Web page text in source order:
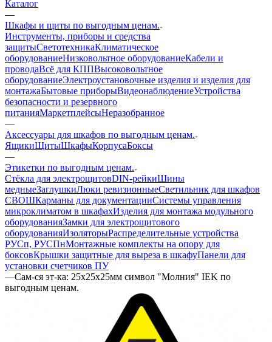
Каталог
—
Шкафы и щиты по выгодным ценам.
Инструменты, приборы и средства
защитыСветотехникаКлиматическое
оборудованиеНизковольтное оборудованиеКабели и
проводаВсё для КППВысоковольтное
оборудованиеЭлектроустановочные изделия и изделия для
монтажаБытовые приборыВидеонаблюдениеУстройства
безопасности и резервного
питанияМаркетплейсыНеразобранное
—
Аксессуары для шкафов по выгодным ценам.
ЯщикиЩитыШкафыКорпусаБоксы
—
Этикетки по выгодным ценам.
Стёкла для электрощитовDIN-рейкиШины
медныеЗаглушкиЛюки ревизионныеСветильник для шкафов
СВОШКарманы для документацииСистемы управления
микроклиматом в шкафахИзделия для монтажа модульного
оборудованияЗамки для электрощитового
оборудованияИзоляторыРаспределительные устройства
РУСп, РУСПнМонтажные комплекты на опору для
боксовКрышки защитные для выреза в шкафуПанели для
установки счетчиков ПУ
—Сам-ся эт-ка: 25х25х25мм символ "Молния" IEK по
выгодным ценам.